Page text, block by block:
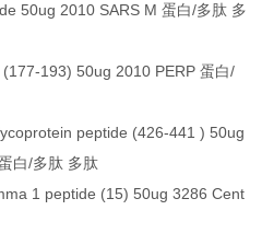
50ug 2010 SARS M 蛋白/多肽 多
193) 50ug 2010 PERP 蛋白/
peptide (426-441 ) 50ug
白/多肽 多肽
1 peptide (15) 50ug 3286 Cent